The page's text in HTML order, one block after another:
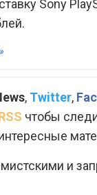
Sony
, Twitter,
чтобы
и